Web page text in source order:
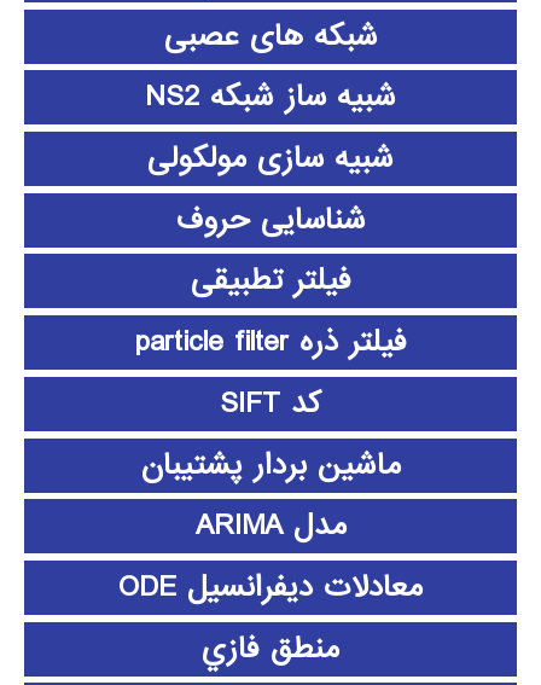
شبکه های عصبی
شبیه ساز شبکه NS2
شبیه سازی مولکولی
شناسایی حروف
فیلتر تطبیقی
فیلتر ذره particle filter
کد SIFT
ماشین بردار پشتیبان
مدل ARIMA
معادلات دیفرانسیل ODE
منطق فازي